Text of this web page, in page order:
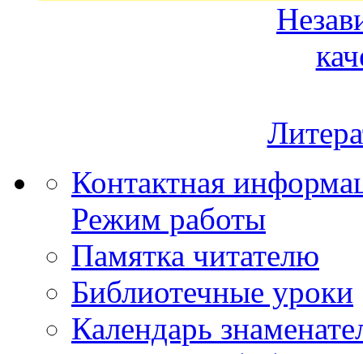
Контактная
Режим работы
Памятка читателю
Библиотечные уроки
Календарь